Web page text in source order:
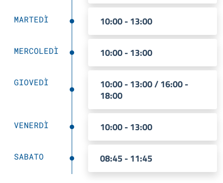
MARTEDÌ 10:00 - 13:00
MERCOLEDÌ 10:00 - 13:00
GIOVEDÌ
10:00 - 13:00 / 16:00 -
18:00
VENERDÌ 10:00 - 13:00
SABATO 08:45 - 11:45